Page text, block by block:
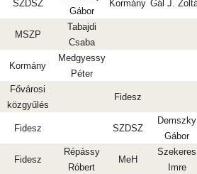
SZDSZ
Gábor
Kormány Gál J.
MSZP
Tabajdi
Csaba
Kormány
Medgyessy
Péter
Fővárosi
közgyűlés
Fidesz
Fidesz SZDSZ
Demszky
Gábor
Fidesz
Répássy
Róbert
MeH
Szekeres
Imre